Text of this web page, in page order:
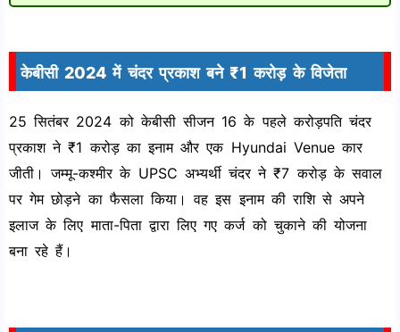
केबीसी 2024 में चंदर प्रकाश बने ₹1 करोड़ के विजेता
25 सितंबर 2024 को केबीसी सीजन 16 के पहले करोड़पति चंदर
प्रकाश ने ₹1 करोड़ का इनाम और एक Hyundai Venue कार
जीती। जम्मू-कश्मीर के UPSC अभ्यर्थी चंदर ने ₹7 करोड़ के सवाल
पर गेम छोड़ने का फैसला किया। वह इस इनाम की राशि से अपने
इलाज के लिए माता-पिता द्वारा लिए गए कर्ज को चुकाने की योजना
बना रहे हैं।